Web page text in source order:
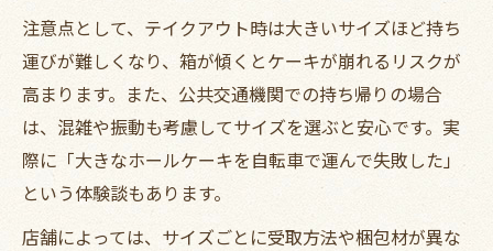
注意点として、テイクアウト時は大きいサイズほど持ち
運びが難しくなり、箱が傾くとケーキが崩れるリスクが
高まります。また、公共交通機関での持ち帰りの場合
は、混雑や振動も考慮してサイズを選ぶと安心です。実
際に「大きなホールケーキを自転車で運んで失敗した」
という体験談もあります。
店舗によっては、サイズごとに受取方法や梱包材が異な